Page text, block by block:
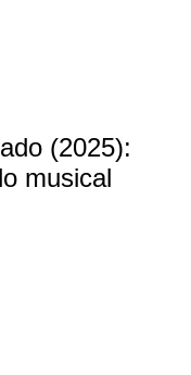
(2025):
musical